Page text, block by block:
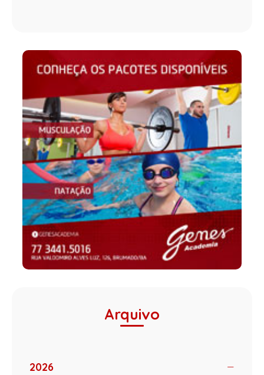
Arquivo
2026